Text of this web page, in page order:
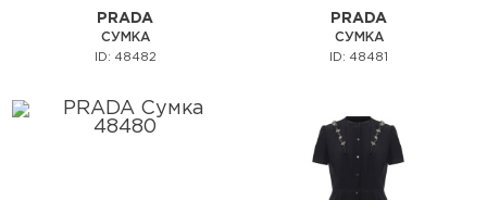
PRADA
СУМКА
ID: 48482
PRADA
СУМКА
ID: 48481